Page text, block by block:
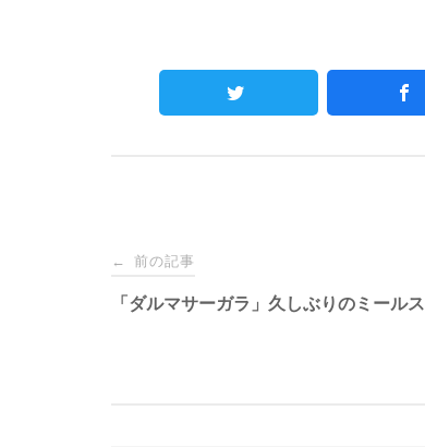
Post
navigation
← 前の記事
「ダルマサーガラ」久しぶりのミールス